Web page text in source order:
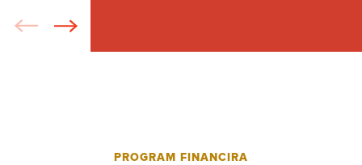
PROGRAM FINANCIRA